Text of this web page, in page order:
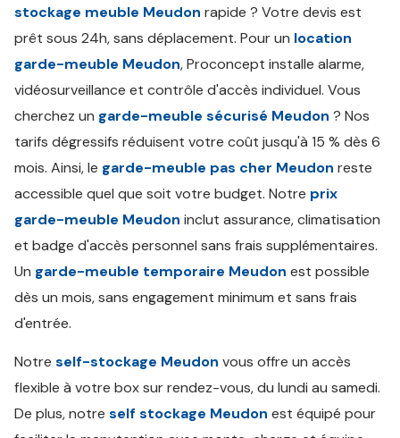
stockage meuble Meudon rapide ? Votre devis est
prêt sous 24h, sans déplacement. Pour un location
garde-meuble Meudon, Proconcept installe alarme,
vidéosurveillance et contrôle d'accès individuel. Vous
cherchez un garde-meuble sécurisé Meudon ? Nos
tarifs dégressifs réduisent votre coût jusqu'à 15 % dès 6
mois. Ainsi, le garde-meuble pas cher Meudon reste
accessible quel que soit votre budget. Notre prix
garde-meuble Meudon inclut assurance, climatisation
et badge d'accès personnel sans frais supplémentaires.
Un garde-meuble temporaire Meudon est possible
dès un mois, sans engagement minimum et sans frais
d'entrée.
Notre self-stockage Meudon vous offre un accès
flexible à votre box sur rendez-vous, du lundi au samedi.
De plus, notre self stockage Meudon est équipé pour